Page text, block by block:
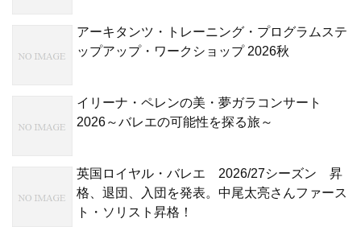
アーキタンツ・トレーニング・プログラムステ
ップアップ・ワークショップ 2026秋
イリーナ・ペレンの美・夢ガラコンサート
2026～バレエの可能性を探る旅～
英国ロイヤル・バレエ 2026/27シーズン 昇
格、退団、入団を発表。中尾太亮さんファース
ト・ソリスト昇格！